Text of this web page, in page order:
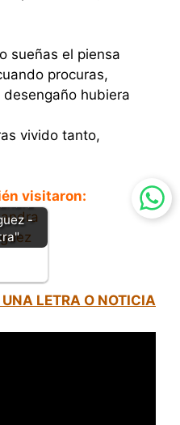
sueñas el piensa
procuras,
hubiera
vivido tanto,
visitaron:
-
UNA LETRA O NOTICIA